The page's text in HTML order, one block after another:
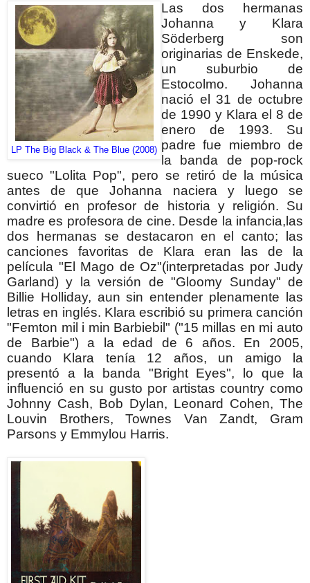
LP The Big Black & The Blue (2008)
Las dos hermanas
Johanna y Klara
Söderberg son
originarias de Enskede,
un suburbio de
Estocolmo. Johanna
nació el 31 de octubre
de 1990 y Klara el 8 de
enero de 1993. Su
padre fue miembro de
la banda de pop-rock
sueco "Lolita Pop", pero se retiró de la música
antes de que Johanna naciera y luego se
convirtió en profesor de historia y religión. Su
madre es profesora de cine. Desde la infancia,las
dos hermanas se destacaron en el canto; las
canciones favoritas de Klara eran las de la
película "El Mago de Oz"(interpretadas por Judy
Garland) y la versión de "Gloomy Sunday" de
Billie Holliday, aun sin entender plenamente las
letras en inglés. Klara escribió su primera canción
"Femton mil i min Barbiebil" ("15 millas en mi auto
de Barbie") a la edad de 6 años. En 2005,
cuando Klara tenía 12 años, un amigo la
presentó a la banda "Bright Eyes", lo que la
influenció en su gusto por artistas country como
Johnny Cash, Bob Dylan, Leonard Cohen, The
Louvin Brothers, Townes Van Zandt, Gram
Parsons y Emmylou Harris.